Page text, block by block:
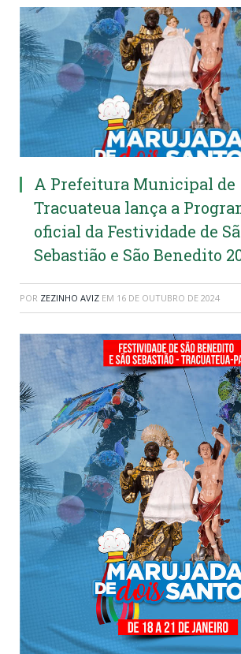
A Prefeitura Municipal de
Tracuateua lança a
oficial da Festividade de
Sebastião e São Benedito
POR ZEZINHO AVIZ EM 16 DE OUTUBRO DE 2024